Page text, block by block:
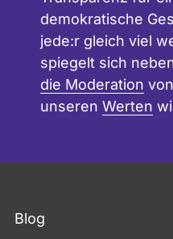
demokratische
jede:r gleich viel
spiegelt sich
die Moderation
unseren Werten
Blog